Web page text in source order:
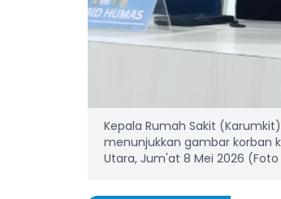
Kepala Rumah Sakit
menunjukkan gambar korban
Utara, Jum'at 8 Mei 2026